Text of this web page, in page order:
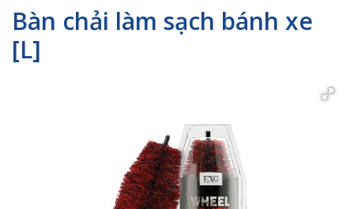
Bàn chải làm sạch bánh xe
[L]